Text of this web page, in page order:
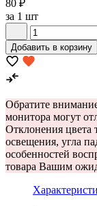
80 ₽
за 1 шт
Добавить в корзину
Обратите
монитора могут
Отклонения цвета
освещения, угла
особенностей
товара Вашим